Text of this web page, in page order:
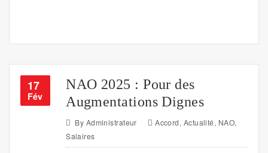
17
Fév
NAO 2025 : Pour des
Augmentations Dignes
By Administrateur Accord, Actualité, NAO,
Salaires